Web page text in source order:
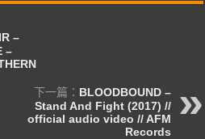
–
–
下一篇： BLOODBOUND –
Stand And Fight (2017) //
official audio video // AFM
Records